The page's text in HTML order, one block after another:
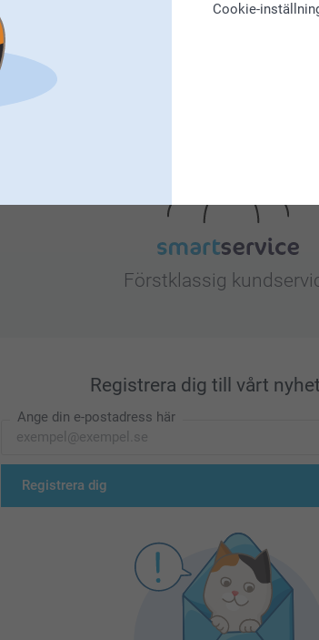
Cookie-
Förstklassig
Registrera dig till vårt
Ange din e-postadress här
Registrera dig